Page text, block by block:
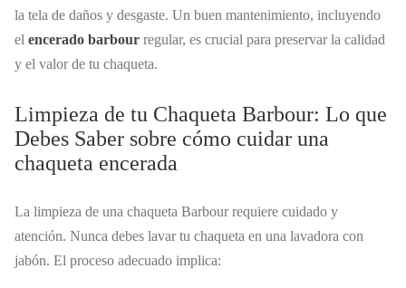
la tela de daños y desgaste. Un buen mantenimiento, incluyendo
el encerado barbour regular, es crucial para preservar la calidad
y el valor de tu chaqueta.
Limpieza de tu Chaqueta Barbour: Lo que
Debes Saber sobre cómo cuidar una
chaqueta encerada
La limpieza de una chaqueta Barbour requiere cuidado y
atención. Nunca debes lavar tu chaqueta en una lavadora con
jabón. El proceso adecuado implica: